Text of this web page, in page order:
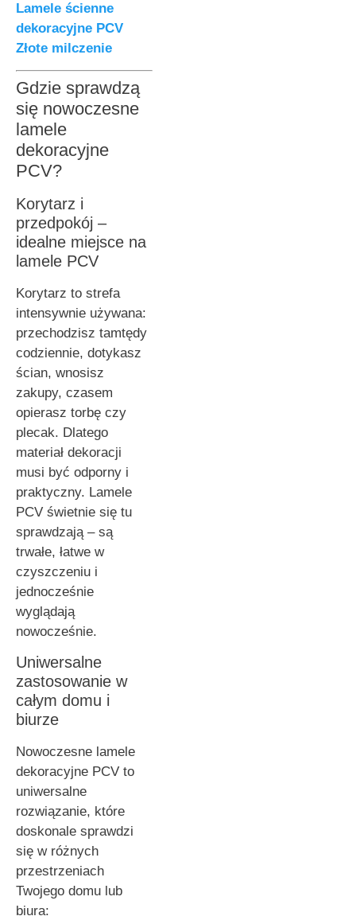
Lamele ścienne
dekoracyjne PCV
Złote milczenie
Gdzie sprawdzą
się nowoczesne
lamele
dekoracyjne
PCV?
Korytarz i
przedpokój –
idealne miejsce na
lamele PCV
Korytarz to strefa
intensywnie używana:
przechodzisz tamtędy
codziennie, dotykasz
ścian, wnosisz
zakupy, czasem
opierasz torbę czy
plecak. Dlatego
materiał dekoracji
musi być odporny i
praktyczny. Lamele
PCV świetnie się tu
sprawdzają – są
trwałe, łatwe w
czyszczeniu i
jednocześnie
wyglądają
nowocześnie.
Uniwersalne
zastosowanie w
całym domu i
biurze
Nowoczesne lamele
dekoracyjne PCV to
uniwersalne
rozwiązanie, które
doskonale sprawdzi
się w różnych
przestrzeniach
Twojego domu lub
biura: